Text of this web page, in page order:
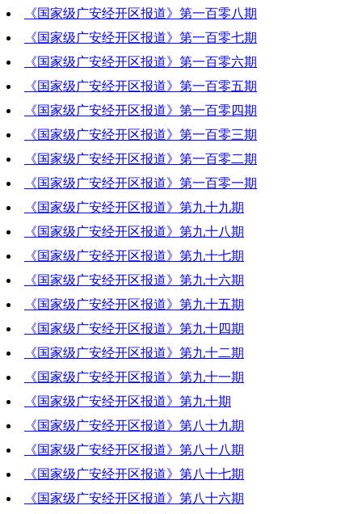
2021-04-15 19:51:28
《国家级广安经开区报道》第一百零八期
2021-04-08 20:01:39
《国家级广安经开区报道》第一百零七期
2021-04-01 20:16:37
《国家级广安经开区报道》第一百零六期
2021-03-25 20:36:27
《国家级广安经开区报道》第一百零五期
2021-03-18 19:46:39
《国家级广安经开区报道》第一百零四期
2021-03-11 20:02:39
《国家级广安经开区报道》第一百零三期
2021-03-04 20:31:32
《国家级广安经开区报道》第一百零二期
2021-02-25 21:40:23
《国家级广安经开区报道》第一百零一期
《国家级广安经开区报道》第九十九期
《国家级广安经开区报道》第九十八期
《国家级广安经开区报道》第九十七期
《国家级广安经开区报道》第九十六期
《国家级广安经开区报道》第九十五期
《国家级广安经开区报道》第九十四期
《国家级广安经开区报道》第九十二期
《国家级广安经开区报道》第九十一期
《国家级广安经开区报道》第九十期
《国家级广安经开区报道》第八十九期
《国家级广安经开区报道》第八十八期
《国家级广安经开区报道》第八十七期
《国家级广安经开区报道》第八十六期